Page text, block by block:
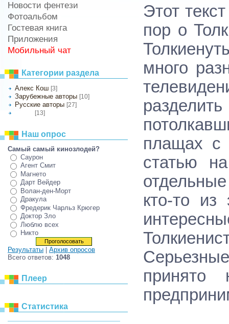
Новости фентези
Фотоальбом
Гостевая книга
Приложения
Мобильный чат
Категории раздела
Алекс Кош [3]
Зарубежные авторы [10]
Русские авторы [27]
[13]
Наш опрос
Самый самый кинозлодей?
Саурон
Агент Смит
Магнето
Дарт Вейдер
Волан-ден-Морт
Дракула
Фредерик Чарльз Крюгер
Доктор Зло
Люблю всех
Никто
Результаты
Архив опросов
Всего ответов: 1048
Плеер
Статистика
Этот
пор о
много
плащах с
статью
кто-то
принято